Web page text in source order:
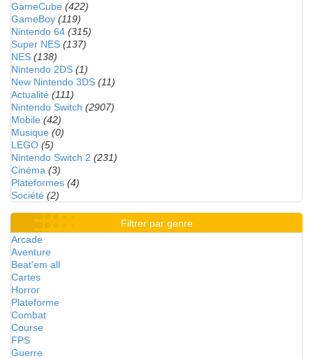
GameCube (422)
GameBoy (119)
Nintendo 64 (315)
Super NES (137)
NES (138)
Nintendo 2DS (1)
New Nintendo 3DS (11)
Actualité (111)
Nintendo Switch (2907)
Mobile (42)
Musique (0)
LEGO (5)
Nintendo Switch 2 (231)
Cinéma (3)
Plateformes (4)
Société (2)
Filtrer par genre
Arcade
Aventure
Beat'em all
Cartes
Horror
Plateforme
Combat
Course
FPS
Guerre